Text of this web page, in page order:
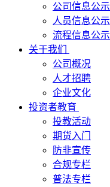
公司信息公示
人员信息公示
流程信息公示
关于我们
公司概况
人才招聘
企业文化
投资者教育
投教活动
期货入门
防非宣传
合规专栏
普法专栏